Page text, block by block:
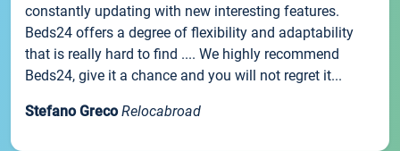
constantly updating with new interesting features.
Beds24 offers a degree of flexibility and adaptability
that is really hard to find .... We highly recommend
Beds24, give it a chance and you will not regret it...
Stefano Greco Relocabroad